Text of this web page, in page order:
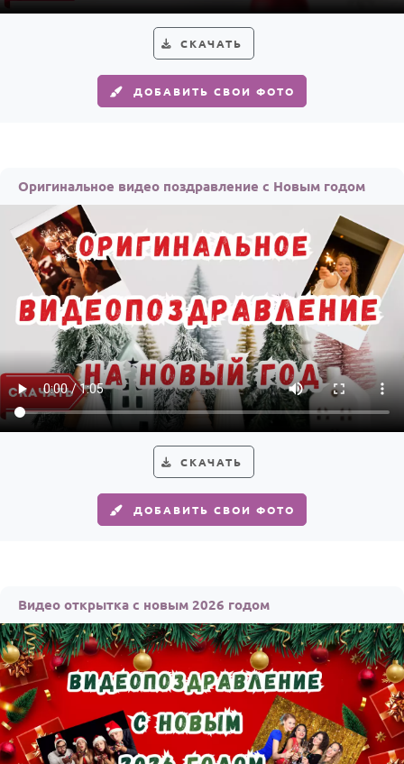
СКАЧАТЬ
ДОБАВИТЬ СВОИ ФОТО
Оригинальное видео поздравление с Новым годом
СКАЧАТЬ
ДОБАВИТЬ СВОИ ФОТО
Видео открытка с новым 2026 годом